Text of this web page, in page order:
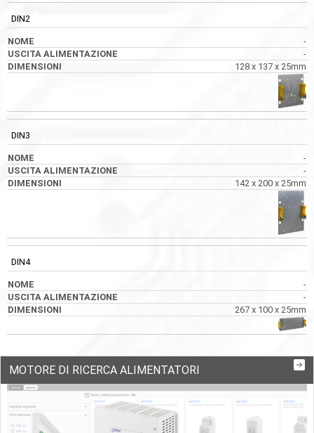
DIN2
-
-
128 x 137 x 25mm
DIN3
-
-
142 x 200 x 25mm
DIN4
-
-
267 x 100 x 25mm
MOTORE DI RICERCA ALIMENTATORI